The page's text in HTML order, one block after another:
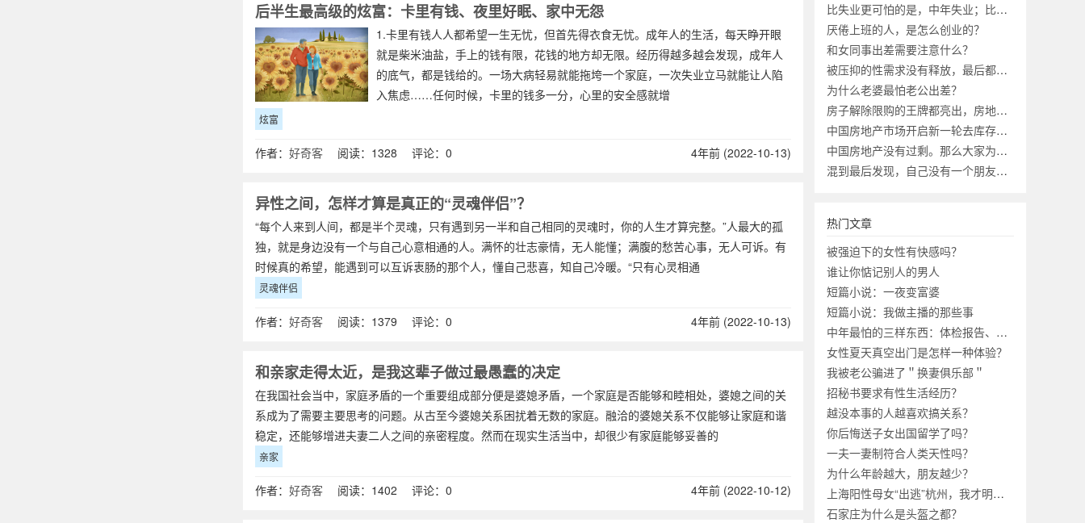
后半生最高级的炫富：卡里有钱、夜里好眠、家中无怨
1.卡里有钱人人都希望一生无忧，但首先得衣食无忧。成年人的生活，每天睁开眼
就是柴米油盐，手上的钱有限，花钱的地方却无限。经历得越多越会发现，成年人
的底气，都是钱给的。一场大病轻易就能拖垮一个家庭，一次失业立马就能让人陷
入焦虑……任何时候，卡里的钱多一分，心里的安全感就增
炫富
作者： 好奇客 阅读：1328 评论：0 4年前 (2022-10-13)
异性之间，怎样才算是真正的“灵魂伴侣”？
“每个人来到人间，都是半个灵魂，只有遇到另一半和自己相同的灵魂时，你的人生才算完整。”人最大的孤
独，就是身边没有一个与自己心意相通的人。满怀的壮志豪情，无人能懂；满腹的愁苦心事，无人可诉。有
时候真的希望，能遇到可以互诉衷肠的那个人，懂自己悲喜，知自己冷暖。“只有心灵相通
灵魂伴侣
作者： 好奇客 阅读：1379 评论：0 4年前 (2022-10-13)
和亲家走得太近，是我这辈子做过最愚蠢的决定
在我国社会当中，家庭矛盾的一个重要组成部分便是婆媳矛盾，一个家庭是否能够和睦相处，婆媳之间的关
系成为了需要主要思考的问题。从古至今婆媳关系困扰着无数的家庭。融洽的婆媳关系不仅能够让家庭和谐
稳定，还能够增进夫妻二人之间的亲密程度。然而在现实生活当中，却很少有家庭能够妥善的
亲家
作者： 好奇客 阅读：1402 评论：0 4年前 (2022-10-12)
比失业更可怕的是，中年失业；比中年失业更可怕的是？
厌倦上班的人，是怎么创业的？
和女同事出差需要注意什么？
被压抑的性需求没有释放，最后都去哪了？
为什么老婆最怕老公出差？
房子解除限购的王牌都亮出，房地产市场会迎来第二春吗？
中国房地产市场开启新一轮去库存有何意义？
中国房地产没有过剩。那么大家为啥不买房？
混到最后发现，自己没有一个朋友，究竟正不正常？
热门文章
被强迫下的女性有快感吗？
谁让你惦记别人的男人
短篇小说：一夜变富婆
短篇小说：我做主播的那些事
中年最怕的三样东西：体检报告、工资条、成绩单
女性夏天真空出门是怎样一种体验？
我被老公骗进了＂换妻俱乐部＂
招秘书要求有性生活经历？
越没本事的人越喜欢搞关系？
你后悔送子女出国留学了吗？
一夫一妻制符合人类天性吗？
为什么年龄越大，朋友越少？
上海阳性母女“出逃”杭州，我才明白中国为什么不能“躺平”？
石家庄为什么是头盔之都？